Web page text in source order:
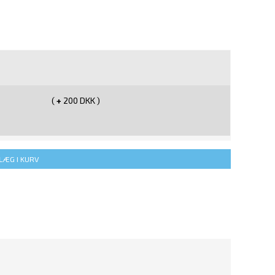
(+ 200 DKK )
LÆG I KURV